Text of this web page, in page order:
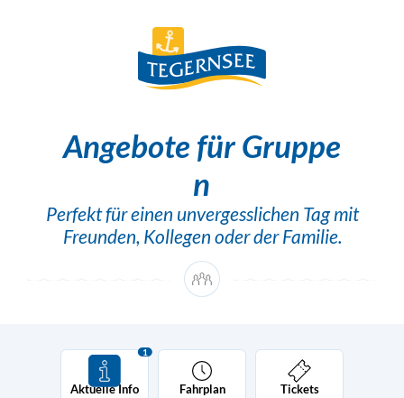
Angebote für Gruppe
n
Perfekt für einen unvergesslichen Tag mit
Freunden, Kollegen oder der Familie.
Aktuelle Info
1
Fahrplan Tickets